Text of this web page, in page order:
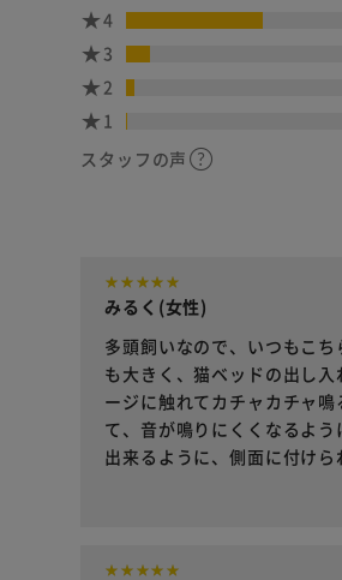
4
3
2
1
スタッフの声
みるく(女性)
多頭飼いなので、いつもこ
も大きく、猫ベッドの出し
ージに触れてカチャカチャ
て、音が鳴りにくくなるよ
出来るように、側面に付け